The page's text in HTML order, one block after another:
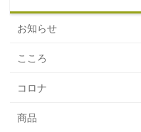
お知らせ
こころ
コロナ
商品